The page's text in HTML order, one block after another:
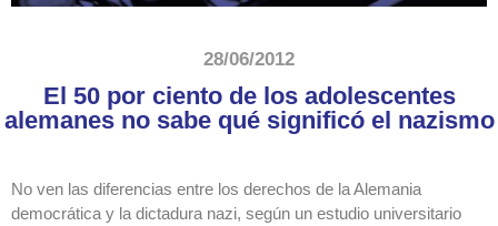
28/06/2012
El 50 por ciento de los adolescentes
alemanes no sabe qué significó el nazismo
No ven las diferencias entre los derechos de la Alemania
democrática y la dictadura nazi, según un estudio universitario